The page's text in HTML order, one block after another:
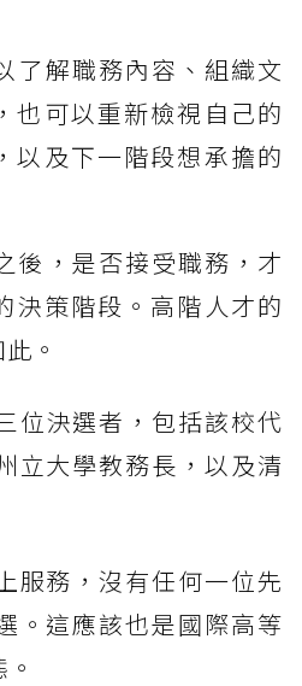
了解職務內容、組織文
也可以重新檢視自己的
以及下一階段想承擔的
後，是否接受職務，才
決策階段。高階人才的
。
位決選者，包括該校代
立大學教務長，以及清
服務，沒有任何一位先
。這應該也是國際高等